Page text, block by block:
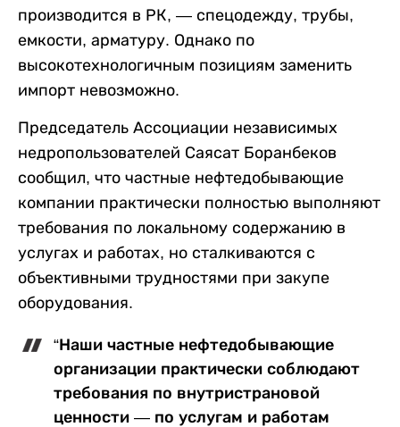
производится в РК, — спецодежду, трубы,
емкости, арматуру. Однако по
высокотехнологичным позициям заменить
импорт невозможно.
Председатель Ассоциации независимых
недропользователей Саясат Боранбеков
сообщил, что частные нефтедобывающие
компании практически полностью выполняют
требования по локальному содержанию в
услугах и работах, но сталкиваются с
объективными трудностями при закупе
оборудования.
“Наши частные нефтедобывающие
организации практически соблюдают
требования по внутристрановой
ценности — по услугам и работам